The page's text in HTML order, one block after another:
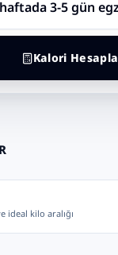
Kalori Hesapla
ideal kilo aralığı